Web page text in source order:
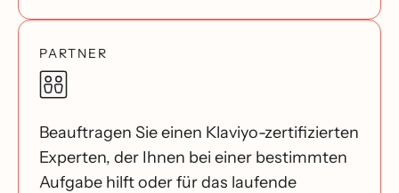
PARTNER
Beauftragen Sie einen Klaviyo-zertifizierten
Experten, der Ihnen bei einer bestimmten
Aufgabe hilft oder für das laufende